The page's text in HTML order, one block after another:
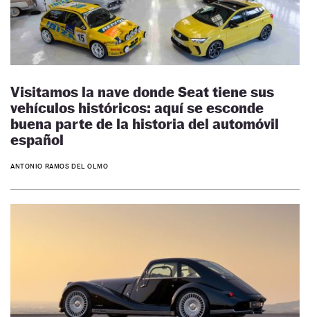
Visitamos la nave donde Seat tiene sus
vehículos históricos: aquí se esconde
buena parte de la historia del automóvil
español
ANTONIO RAMOS DEL OLMO